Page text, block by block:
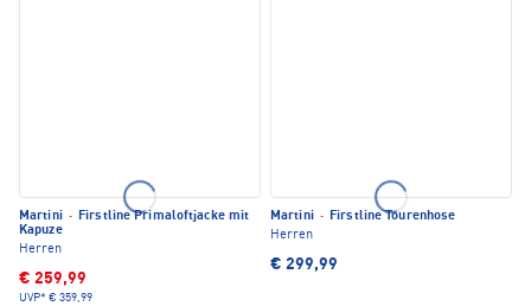
Martini · Firstline Primaloftjacke mit
Kapuze
Herren
€ 259,99
UVP* € 359,99
Martini · Firstline Tourenhose
Herren
€ 299,99